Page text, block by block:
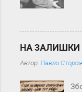
НА ЗАЛИШКИ
Автор: Павло